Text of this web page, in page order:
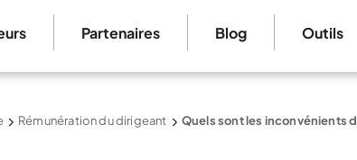
Partenaires Blog Outils
Rémunération du dirigeant Quels sont les inconvénients